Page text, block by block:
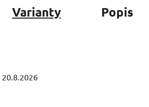
Varianty Popis
20.8.2026